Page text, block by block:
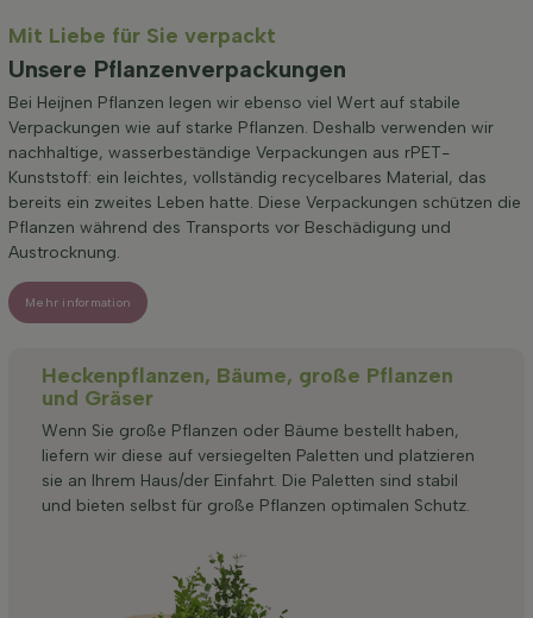
Mit Liebe für Sie verpackt
Unsere Pflanzenverpackungen
Bei Heijnen Pflanzen legen wir ebenso viel Wert auf stabile
Verpackungen wie auf starke Pflanzen. Deshalb verwenden wir
nachhaltige, wasserbeständige Verpackungen aus rPET-
Kunststoff: ein leichtes, vollständig recycelbares Material, das
bereits ein zweites Leben hatte. Diese Verpackungen schützen die
Pflanzen während des Transports vor Beschädigung und
Austrocknung.
Mehr information
Heckenpflanzen, Bäume, große Pflanzen
und Gräser
Wenn Sie große Pflanzen oder Bäume bestellt haben,
liefern wir diese auf versiegelten Paletten und platzieren
sie an Ihrem Haus/der Einfahrt. Die Paletten sind stabil
und bieten selbst für große Pflanzen optimalen Schutz.